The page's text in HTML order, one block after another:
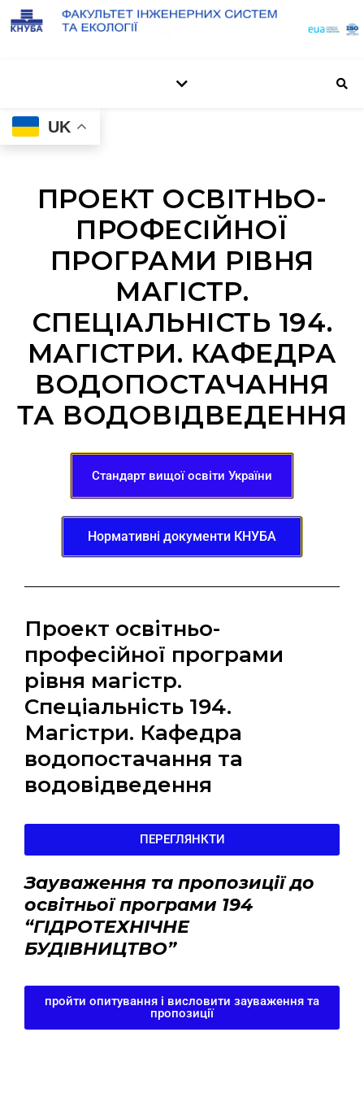
UK
ПРОЕКТ ОСВІТНЬО-
ПРОФЕСІЙНОЇ
ПРОГРАМИ РІВНЯ
МАГІСТР.
СПЕЦІАЛЬНІСТЬ 194.
МАГІСТРИ. КАФЕДРА
ВОДОПОСТАЧАННЯ
ТА ВОДОВІДВЕДЕННЯ
Стандарт вищої освіти України
Нормативні документи КНУБА
Проект освітньо-
професійної програми
рівня магістр.
Спеціальність 194.
Магістри. Кафедра
водопостачання та
водовідведення
ПЕРЕГЛЯНКТИ
Зауваження та пропозиції до
освітньої програми 194
“ГІДРОТЕХНІЧНЕ
БУДІВНИЦТВО”
пройти опитування і висловити зауваження та
пропозиції